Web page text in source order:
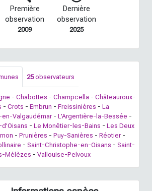
Première
observation
2009
Dernière
observation
2025
25observateurs
- Chabottes - Champcella - Châteauroux-
- Crots - Embrun - Freissinières - La
Valgaudémar - L'Argentière-la-Bessée -
- Le Monêtier-les-Bains - Les Deux
- Prunières - Puy-Sanières - Réotier -
- Saint-Christophe-en-Oisans - Saint-
Mélèzes - Vallouise-Pelvoux